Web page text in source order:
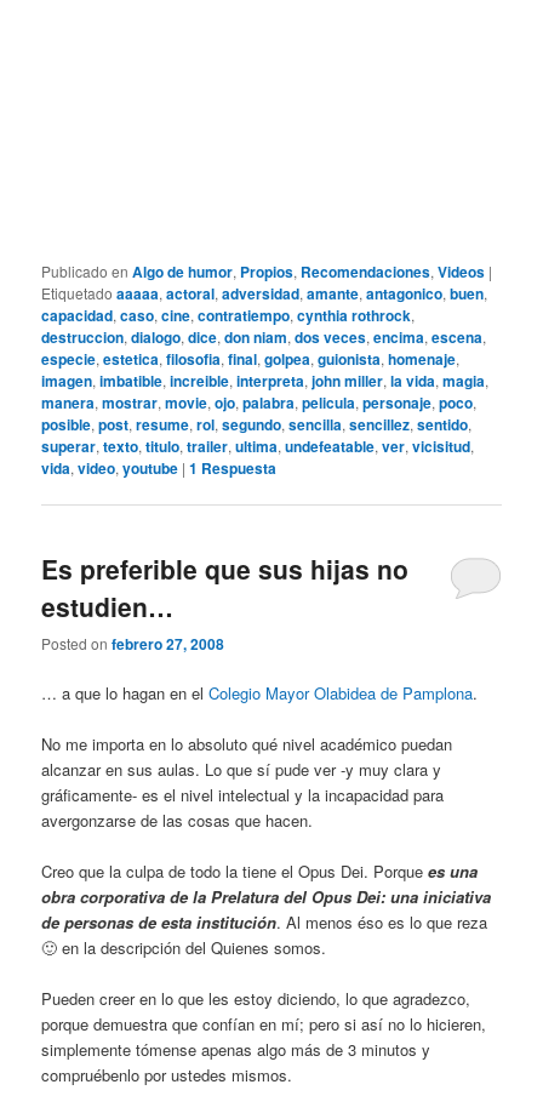
Publicado en Algo de humor, Propios, Recomendaciones,Videos |
Etiquetado aaaaa,actoral,adversidad,amante,antagonico,buen,
capacidad,caso,cine,contratiempo,cynthia rothrock,
destruccion,dialogo,dice,don niam,dos veces,encima,escena,
especie,estetica,filosofia,final,golpea,guionista,homenaje,
imagen,imbatible,increible,interpreta,john miller,la vida,magia,
manera,mostrar,movie,ojo,palabra,pelicula,personaje,poco,
posible,post,resume,rol,segundo,sencilla,sencillez,sentido,
superar,texto,titulo,trailer,ultima,undefeatable,ver,vicisitud,
vida,video,youtube |1 Respuesta
Es preferible que sus hijas no
estudien…
Posted onfebrero 27, 2008
… a que lo hagan en elColegio Mayor Olabidea de Pamplona.
No me importa en lo absoluto qué nivel académico puedan
alcanzar en sus aulas. Lo que sí pude ver -y muy clara y
gráficamente- es el nivel intelectual y la incapacidad para
avergonzarse de las cosas que hacen.
Creo que la culpa de todo la tiene el Opus Dei. Porquees una
obra corporativa de la Prelatura del Opus Dei: una iniciativa
de personas de esta institución. Al menos éso es lo que reza
🙂 en la descripción del Quienes somos.
Pueden creer en lo que les estoy diciendo, lo que agradezco,
porque demuestra que confían en mí; pero si así no lo hicieren,
simplemente tómense apenas algo más de 3 minutos y
compruébenlo por ustedes mismos.